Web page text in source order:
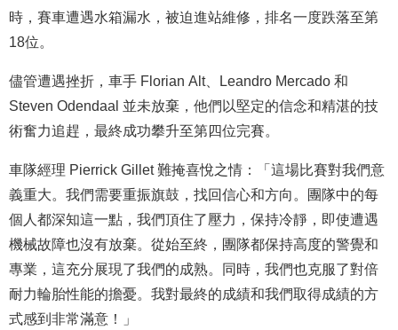
時，賽車遭遇水箱漏水，被迫進站維修，排名一度跌落至第
18位。
儘管遭遇挫折，車手 Florian Alt、Leandro Mercado 和
Steven Odendaal 並未放棄，他們以堅定的信念和精湛的技
術奮力追趕，最終成功攀升至第四位完賽。
車隊經理 Pierrick Gillet 難掩喜悅之情：「這場比賽對我們意
義重大。我們需要重振旗鼓，找回信心和方向。團隊中的每
個人都深知這一點，我們頂住了壓力，保持冷靜，即使遭遇
機械故障也沒有放棄。從始至終，團隊都保持高度的警覺和
專業，這充分展現了我們的成熟。同時，我們也克服了對倍
耐力輪胎性能的擔憂。我對最終的成績和我們取得成績的方
式感到非常滿意！」